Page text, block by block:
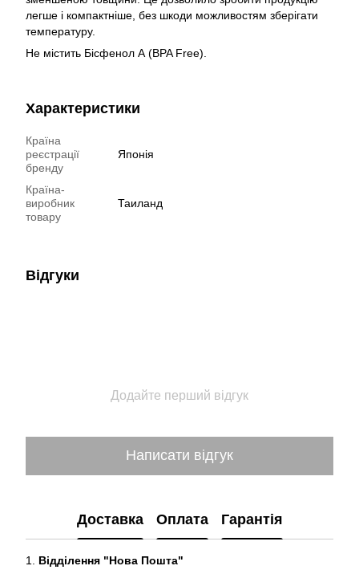
легше і компактніше, без шкоди можливостям зберігати
температуру.
Не містить Бісфенол А (BPA Free).
Характеристики
Країна
реєстрації
бренду
Японія
Країна-
виробник
товару
Таиланд
Відгуки
Додайте перший відгук
Написати відгук
Доставка Оплата Гарантія
1. Відділення "Нова Пошта"